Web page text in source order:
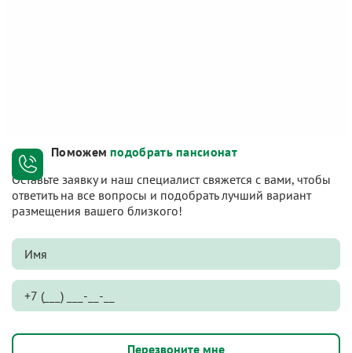
Поможем подобрать пансионат
Оставьте заявку и наш специалист свяжется с вами, чтобы
ответить на все вопросы и подобрать лучший вариант
размещения вашего близкого!